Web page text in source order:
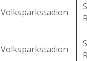
Volksparkstadion
Volksparkstadion